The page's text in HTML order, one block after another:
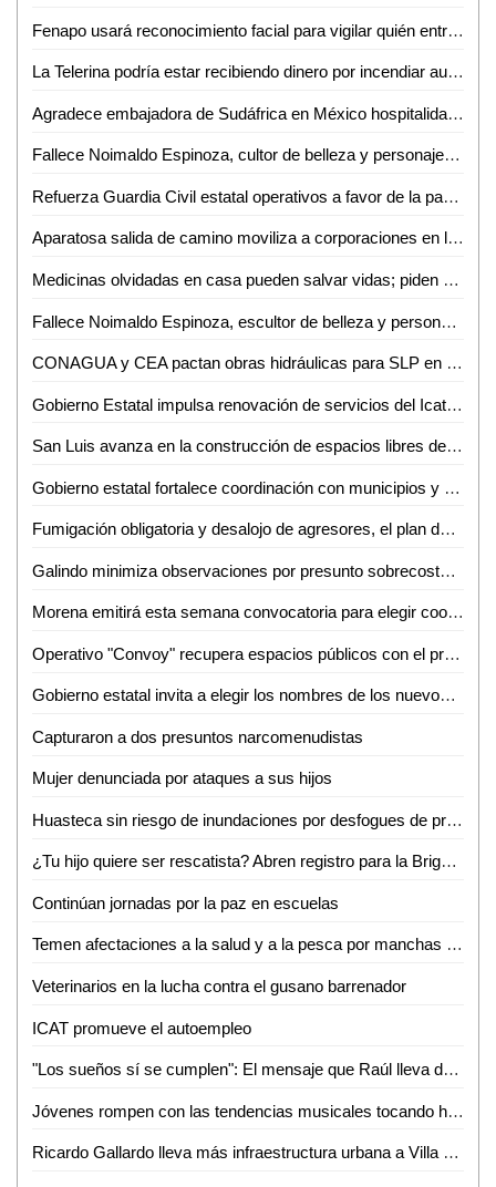
Fenapo usará reconocimiento facial para vigilar quién entra y sale del recinto
La Telerina podría estar recibiendo dinero por incendiar autos: David Medina
Agradece embajadora de Sudáfrica en México hospitalidad para Selección
Fallece Noimaldo Espinoza, cultor de belleza y personaje emblemático de Valles
Refuerza Guardia Civil estatal operativos a favor de la paz y la tranquilidad de San Luis Potosí
Aparatosa salida de camino moviliza a corporaciones en la Valles-Tamazunchale
Medicinas olvidadas en casa pueden salvar vidas; piden donarlas en Ciudad Valles
Fallece Noimaldo Espinoza, escultor de belleza y personaje emblemático de Valles
CONAGUA y CEA pactan obras hidráulicas para SLP en medio de incertidumbre por presupuesto
Gobierno Estatal impulsa renovación de servicios del Icat con nueva sede
San Luis avanza en la construcción de espacios libres de violencia
Gobierno estatal fortalece coordinación con municipios y congreso para impulsar obras estratégicas
Fumigación obligatoria y desalojo de agresores, el plan de orden en marcados de Valles
Galindo minimiza observaciones por presunto sobrecosto en obra de El Saucito y responsabiliza a la Contraloría estatal
Morena emitirá esta semana convocatoria para elegir coordinador de defensa; descartan listas de aspirantes
Operativo "Convoy" recupera espacios públicos con el programa "Enchúlame la colonia"
Gobierno estatal invita a elegir los nombres de los nuevos integrantes del agrupamiento K9
Capturaron a dos presuntos narcomenudistas
Mujer denunciada por ataques a sus hijos
Huasteca sin riesgo de inundaciones por desfogues de presas: Ricardo Gallardo
¿Tu hijo quiere ser rescatista? Abren registro para la Brigada Juvenil en Valles
Continúan jornadas por la paz en escuelas
Temen afectaciones a la salud y a la pesca por manchas negras en el Río Pánuco
Veterinarios en la lucha contra el gusano barrenador
ICAT promueve el autoempleo
"Los sueños sí se cumplen": El mensaje que Raúl lleva del Mundial a la juventud potosina
Jóvenes rompen con las tendencias musicales tocando huapango desde Cd. Del Maíz
Ricardo Gallardo lleva más infraestructura urbana a Villa de Pozos